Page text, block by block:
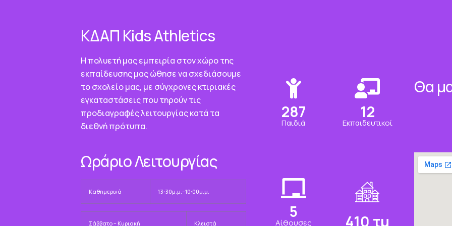
ΚΔΑΠ Κids Athletics
Η πολυετή μας εμπειρία στον χώρο της
εκπαίδευσης μας ώθησε να σχεδιάσουμε
το σχολείο μας, με σύγχρονες κτιριακές
εγκαταστάσεις που τηρούν τις
προδιαγραφές λειτουργίας κατά τα
διεθνή πρότυπα.
Ωράριο Λειτουργίας
Καθημερινά 13:30μ.μ.–10:00μ.μ.
Σάββατο – Κυριακή Κλειστά
334
Παιδιά
14
Εκπαιδευτικοί
6
Αίθουσες 477τμ
Θα